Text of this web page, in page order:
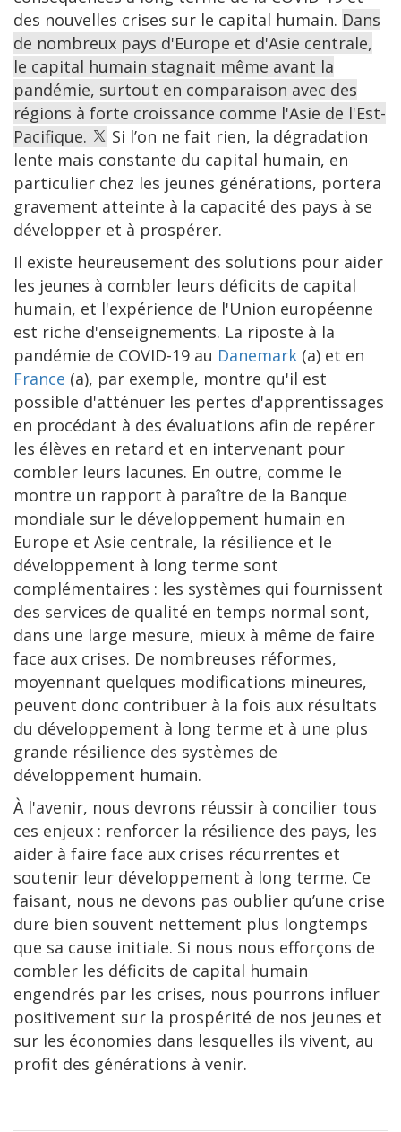
des nouvelles crises sur le capital humain. Dans
de nombreux pays d'Europe et d'Asie centrale,
le capital humain stagnait même avant la
pandémie, surtout en comparaison avec des
régions à forte croissance comme l'Asie de l'Est-
Pacifique.
Si l’on ne fait rien, la dégradation
lente mais constante du capital humain, en
particulier chez les jeunes générations, portera
gravement atteinte à la capacité des pays à se
développer et à prospérer.
Il existe heureusement des solutions pour aider
les jeunes à combler leurs déficits de capital
humain, et l'expérience de l'Union européenne
est riche d'enseignements. La riposte à la
pandémie de COVID-19 au Danemark (a) et en
France (a), par exemple, montre qu'il est
possible d'atténuer les pertes d'apprentissages
en procédant à des évaluations afin de repérer
les élèves en retard et en intervenant pour
combler leurs lacunes. En outre, comme le
montre un rapport à paraître de la Banque
mondiale sur le développement humain en
Europe et Asie centrale, la résilience et le
développement à long terme sont
complémentaires : les systèmes qui fournissent
des services de qualité en temps normal sont,
dans une large mesure, mieux à même de faire
face aux crises. De nombreuses réformes,
moyennant quelques modifications mineures,
peuvent donc contribuer à la fois aux résultats
du développement à long terme et à une plus
grande résilience des systèmes de
développement humain.
À l'avenir, nous devrons réussir à concilier tous
ces enjeux : renforcer la résilience des pays, les
aider à faire face aux crises récurrentes et
soutenir leur développement à long terme. Ce
faisant, nous ne devons pas oublier qu’une crise
dure bien souvent nettement plus longtemps
que sa cause initiale. Si nous nous efforçons de
combler les déficits de capital humain
engendrés par les crises, nous pourrons influer
positivement sur la prospérité de nos jeunes et
sur les économies dans lesquelles ils vivent, au
profit des générations à venir.